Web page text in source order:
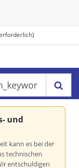
und
kann es bei der
technischen
entschuldigen